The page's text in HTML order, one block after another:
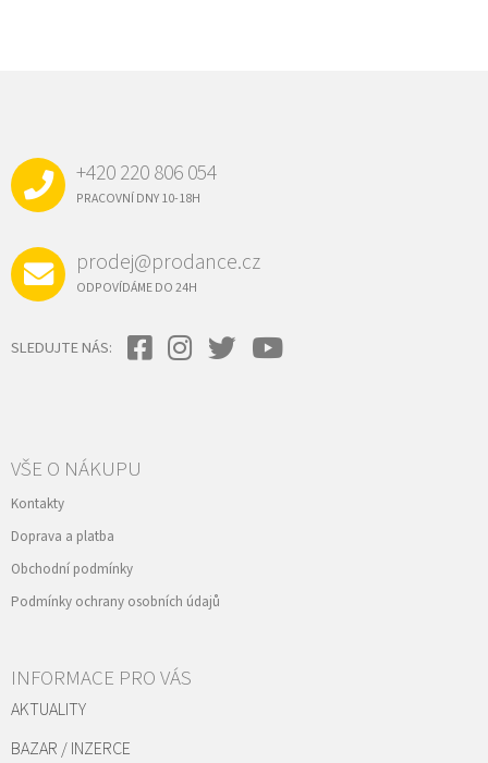
+420 220 806 054
PRACOVNÍ DNY 10-18H
prodej@prodance.cz
ODPOVÍDÁME DO 24H
SLEDUJTE NÁS:
VŠE O NÁKUPU
Kontakty
Doprava a platba
Obchodní podmínky
Podmínky ochrany osobních údajů
INFORMACE PRO VÁS
AKTUALITY
BAZAR / INZERCE